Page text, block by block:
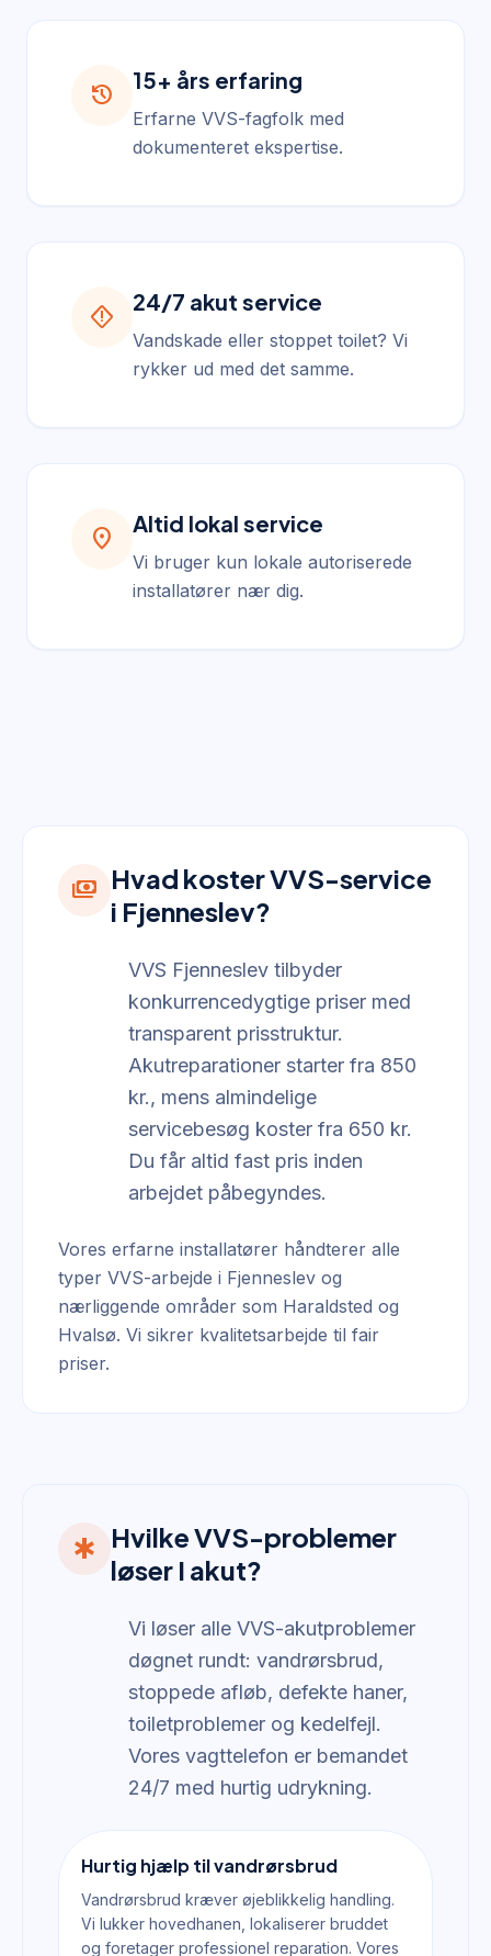
history
15+ års erfaring
Erfarne VVS-fagfolk med
dokumenteret ekspertise.
emergency_home
24/7 akut service
Vandskade eller stoppet toilet? Vi
rykker ud med det samme.
location_on
Altid lokal service
Vi bruger kun lokale autoriserede
installatører nær dig.
payments Hvad koster VVS-service
i Fjenneslev?
VVS Fjenneslev tilbyder
konkurrencedygtige priser med
transparent prisstruktur.
Akutreparationer starter fra 850
kr., mens almindelige
servicebesøg koster fra 650 kr.
Du får altid fast pris inden
arbejdet påbegyndes.
Vores erfarne installatører håndterer alle
typer VVS-arbejde i Fjenneslev og
nærliggende områder som Haraldsted og
Hvalsø. Vi sikrer kvalitetsarbejde til fair
priser.
emergency
Hvilke VVS-problemer
løser I akut?
Vi løser alle VVS-akutproblemer
døgnet rundt: vandrørsbrud,
stoppede afløb, defekte haner,
toiletproblemer og kedelfejl.
Vores vagttelefon er bemandet
24/7 med hurtig udrykning.
Hurtig hjælp til vandrørsbrud
Vandrørsbrud kræver øjeblikkelig handling.
Vi lukker hovedhanen, lokaliserer bruddet
og foretager professionel reparation. Vores